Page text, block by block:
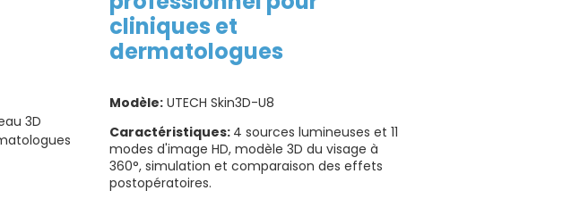
cliniques et
dermatologues
Modèle: UTECH Skin3D-U8
Caractéristiques: 4 sources lumineuses et 11
modes d'image HD, modèle 3D du visage à
360°, simulation et comparaison des effets
postopératoires.